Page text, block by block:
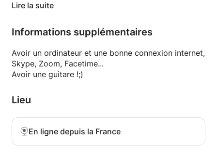
distance pour ceux qui habitent un peu loin.
Tous Niveaux : débutant à avancé
Tous Styles :
Rock, Blues, Folk, Chanson, Alternative etc...
- Apprentissage chansons par tablatures
- Gammes : majeure, mineure pentatonique,
- Apprentissage des accords, des « open tunings »
- Développement de l’oreille et Improvisation
- Composition : apprendre à écrire, composer une
chanson
Lire la suite
Informations supplémentaires
Avoir un ordinateur et une bonne connexion internet,
Skype, Zoom, Facetime...
Avoir une guitare !;)
Lieu
En ligne depuis la France